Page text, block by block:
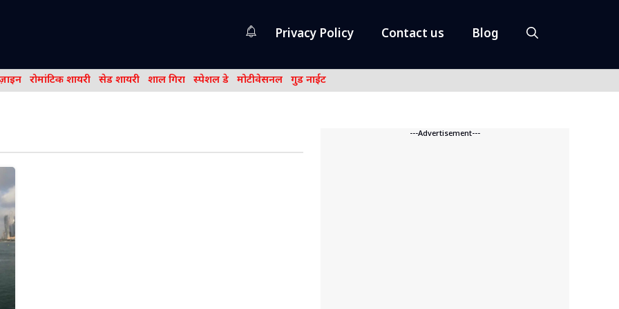
Privacy Policy Contact us Blog
रोमांटिक शायरी सेड शायरी शाल गिरा स्पेशल डे मोटीवेसनल गुड नाईट
---Advertisement---